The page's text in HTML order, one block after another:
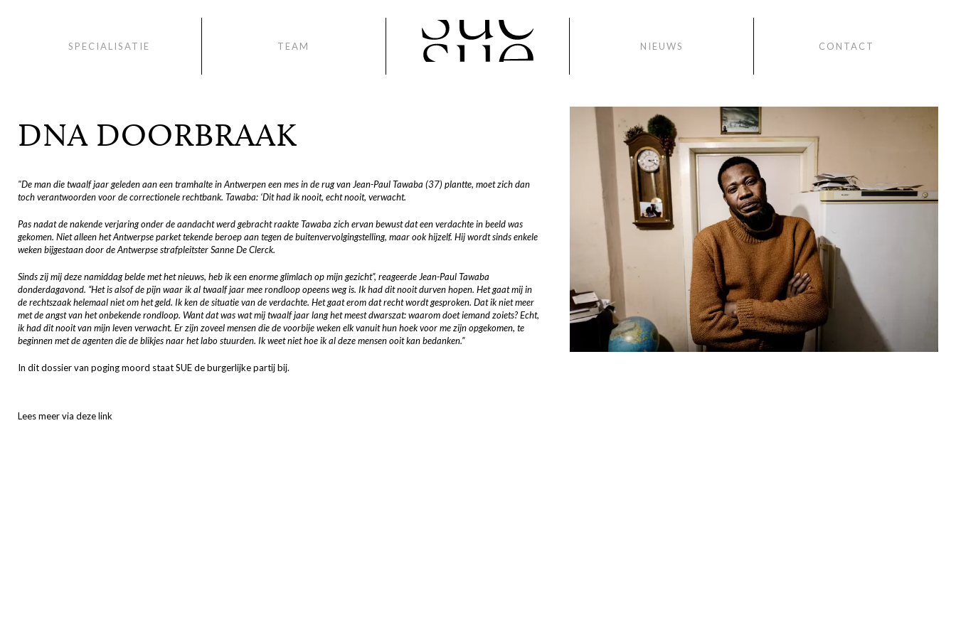
SPECIALISATIE TEAM NIEUWS CONTACT
DNA DOORBRAAK
"De man die twaalf jaar geleden aan een tramhalte in Antwerpen een mes in de rug van Jean-Paul Tawaba (37) plantte, moet zich dan
toch verantwoorden voor de correctionele rechtbank. Tawaba: ‘Dit had ik nooit, echt nooit, verwacht.
Pas nadat de nakende verjaring onder de aandacht werd gebracht raakte Tawaba zich ervan bewust dat een verdachte in beeld was
gekomen. Niet alleen het Antwerpse parket tekende beroep aan tegen de buitenvervolgingstelling, maar ook hijzelf. Hij wordt sinds enkele
weken bijgestaan door de Antwerpse strafpleitster Sanne De Clerck.
Sinds zij mij deze namiddag belde met het nieuws, heb ik een enorme glimlach op mijn gezicht”, reageerde Jean-Paul Tawaba
donderdagavond. “Het is alsof de pijn waar ik al twaalf jaar mee rondloop opeens weg is. Ik had dit nooit durven hopen. Het gaat mij in
de rechtszaak helemaal niet om het geld. Ik ken de situatie van de verdachte. Het gaat erom dat recht wordt gesproken. Dat ik niet meer
met de angst van het onbekende rondloop. Want dat was wat mij twaalf jaar lang het meest dwarszat: waarom doet iemand zoiets? Echt,
ik had dit nooit van mijn leven verwacht. Er zijn zoveel mensen die de voorbije weken elk vanuit hun hoek voor me zijn opgekomen, te
beginnen met de agenten die de blikjes naar het labo stuurden. Ik weet niet hoe ik al deze mensen ooit kan bedanken.”
In dit dossier van poging moord staat SUE de burgerlijke partij bij.
Lees meer via deze link